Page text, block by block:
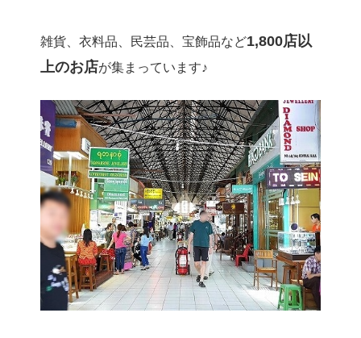
雑貨、衣料品、民芸品、宝飾品など1,800店以
上のお店が集まっています♪